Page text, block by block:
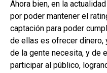
Ahora bien, en la
por poder mantener el
captación para poder
de ellas es ofrecer dinero,
de la gente necesita, y de
participar al público,